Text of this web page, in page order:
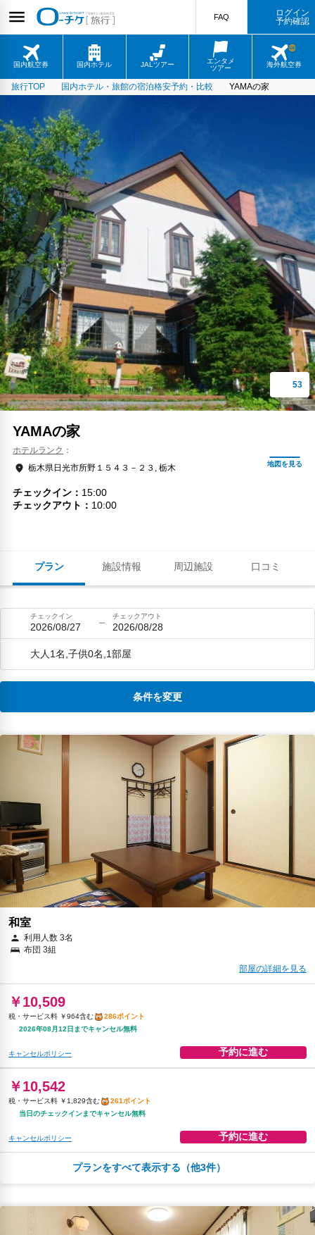
国内航空券 国内ホテル JALツアー
エンタメ
ツアー
海外航空券
FAQ
ログイン
予約確認
旅行TOP 国内ホテル・旅館の宿泊格安予約・比較 YAMAの家
プラン 施設情報 周辺施設 口コミ
YAMAの家
ホテルランク
栃木県日光市所野１５４３－２３, 栃木
チェックイン
15:00
チェックアウト
10:00
チェックイン
2026/08/27
チェックアウト
2026/08/28
大人1名,子供0名,1部屋
条件を変更
和室
利用人数 3名
布団 3組
部屋の詳細を見る
￥10,509
税・サービス料 ￥964含む
286ポイント
2026年08月12日までキャンセル無料
キャンセルポリシー 予約に進む
￥10,542
税・サービス料 ￥1,829含む
261ポイント
当日のチェックインまでキャンセル無料
キャンセルポリシー 予約に進む
税・サービス料 ￥1,619含む
480ポイント
2026年08月12日までキャンセル無料
プランをすべて表示する（他3件）